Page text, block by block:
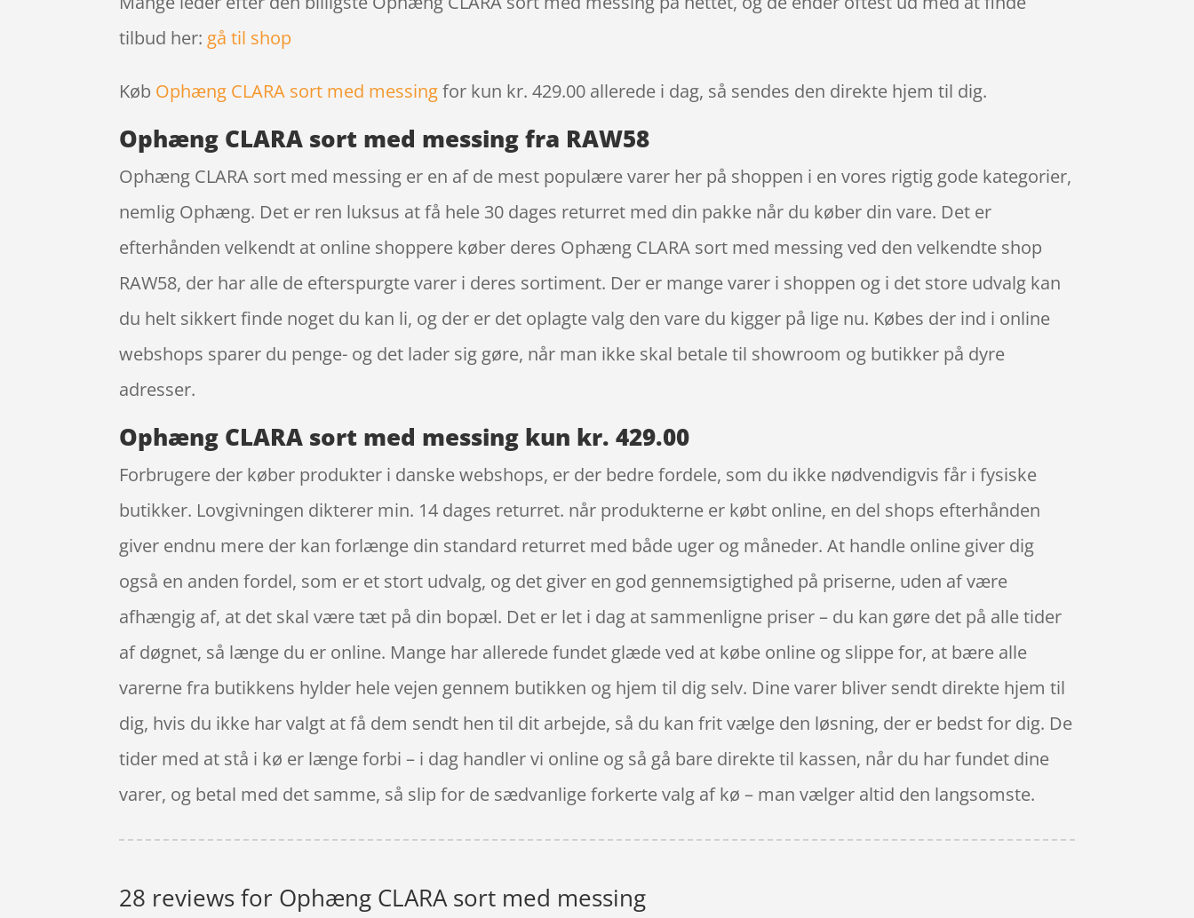
tilbud her:gå til shop
Køb Ophæng CLARA sort med messingfor kun kr. 429.00 allerede i dag, så sendes den direkte hjem til dig.
Ophæng CLARA sort med messing fra RAW58
Ophæng CLARA sort med messing er en af de mest populære varer her på shoppen i en vores rigtig gode kategorier,
nemlig Ophæng. Det er ren luksus at få hele 30 dages returret med din pakke når du køber din vare. Det er
efterhånden velkendt at online shoppere køber deres Ophæng CLARA sort med messing ved den velkendte shop
RAW58, der har alle de efterspurgte varer i deres sortiment. Der er mange varer i shoppen og i det store udvalg kan
du helt sikkert finde noget du kan li, og der er det oplagte valg den vare du kigger på lige nu. Købes der ind i online
webshops sparer du penge- og det lader sig gøre, når man ikke skal betale til showroom og butikker på dyre
adresser.
Ophæng CLARA sort med messing kun kr. 429.00
Forbrugere der køber produkter i danske webshops, er der bedre fordele, som du ikke nødvendigvis får i fysiske
butikker. Lovgivningen dikterer min. 14 dages returret. når produkterne er købt online, en del shops efterhånden
giver endnu mere der kan forlænge din standard returret med både uger og måneder. At handle online giver dig
også en anden fordel, som er et stort udvalg, og det giver en god gennemsigtighed på priserne, uden af være
afhængig af, at det skal være tæt på din bopæl. Det er let i dag at sammenligne priser – du kan gøre det på alle tider
af døgnet, så længe du er online. Mange har allerede fundet glæde ved at købe online og slippe for, at bære alle
varerne fra butikkens hylder hele vejen gennem butikken og hjem til dig selv. Dine varer bliver sendt direkte hjem til
dig, hvis du ikke har valgt at få dem sendt hen til dit arbejde, så du kan frit vælge den løsning, der er bedst for dig. De
tider med at stå i kø er længe forbi – i dag handler vi online og så gå bare direkte til kassen, når du har fundet dine
varer, og betal med det samme, så slip for de sædvanlige forkerte valg af kø – man vælger altid den langsomste.
28 reviews for Ophæng CLARA sort med messing